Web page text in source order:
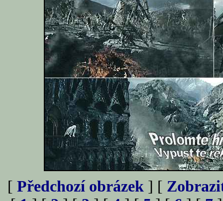
[ Předchozí obrázek ] [